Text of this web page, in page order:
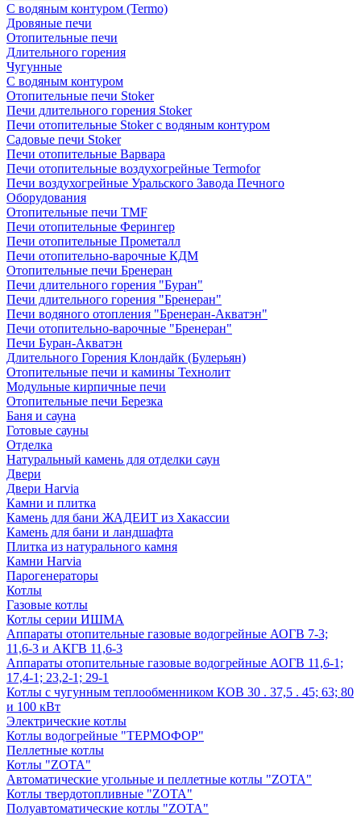
С водяным контуром (Termo)
Дровяные печи
Отопительные печи
Длительного горения
Чугунные
C водяным контуром
Отопительные печи Stoker
Печи длительного горения Stoker
Печи отопительные Stoker с водяным контуром
Садовые печи Stoker
Печи отопительные Варвара
Печи отопительные воздухогрейные Termofor
Печи воздухогрейные Уральского Завода Печного
Оборудования
Отопительные печи TMF
Печи отопительные Ферингер
Печи отопительные Прометалл
Печи отопительно-варочные КДМ
Отопительные печи Бренеран
Печи длительного горения "Буран"
Печи длительного горения "Бренеран"
Печи водяного отопления "Бренеран-Акватэн"
Печи отопительно-варочные "Бренеран"
Печи Буран-Акватэн
Длительного Горения Клондайк (Булерьян)
Отопительные печи и камины Технолит
Модульные кирпичные печи
Отопительные печи Березка
Баня и сауна
Готовые сауны
Отделка
Натуральный камень для отделки саун
Двери
Двери Harvia
Камни и плитка
Камень для бани ЖАДЕИТ из Хакассии
Камень для бани и ландшафта
Плитка из натурального камня
Камни Harvia
Парогенераторы
Котлы
Газовые котлы
Котлы серии ИШМА
Аппараты отопительные газовые водогрейные АОГВ 7-3;
11,6-3 и АКГВ 11,6-3
Аппараты отопительные газовые водогрейные АОГВ 11,6-1;
17,4-1; 23,2-1; 29-1
Котлы с чугунным теплообменником КОВ 30 . 37,5 . 45; 63; 80
и 100 кВт
Электрические котлы
Котлы водогрейные "ТЕРМОФОР"
Пеллетные котлы
Котлы "ZOTA"
Автоматические угольные и пеллетные котлы "ZOTA"
Котлы твердотопливные "ZOTA"
Полуавтоматические котлы "ZOTA"